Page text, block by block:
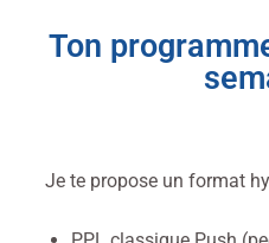
Ton
Je te propose un format